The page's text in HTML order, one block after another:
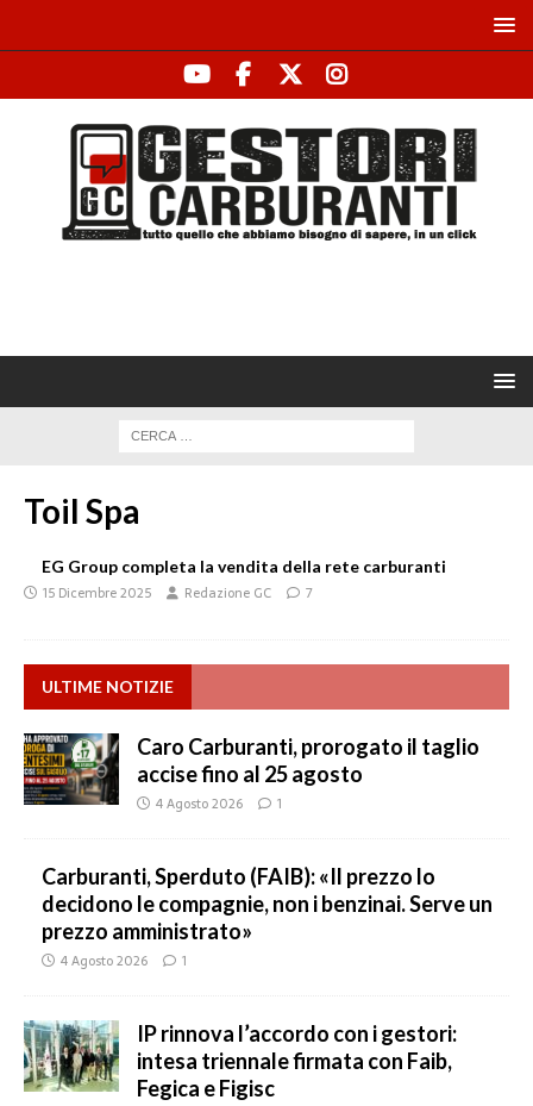
Toil Spa
EG Group completa la vendita della rete carburanti
15 Dicembre 2025 Redazione GC 7
ULTIME NOTIZIE
Caro Carburanti, prorogato il taglio
accise fino al 25 agosto
4 Agosto 2026 1
Carburanti, Sperduto (FAIB): «Il prezzo lo
decidono le compagnie, non i benzinai. Serve un
prezzo amministrato»
4 Agosto 2026 1
IP rinnova l’accordo con i gestori:
intesa triennale firmata con Faib,
Fegica e Figisc